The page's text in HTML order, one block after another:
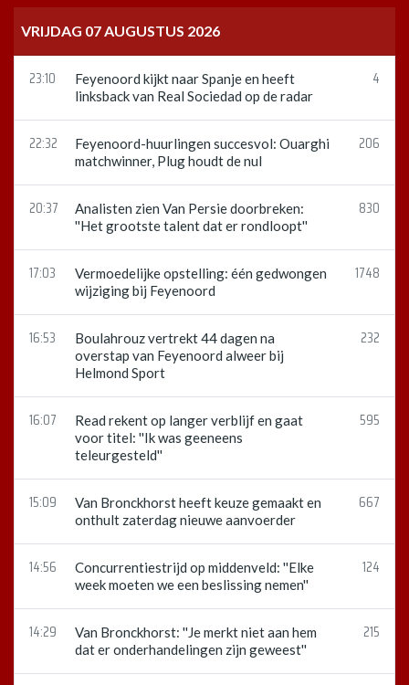
VRIJDAG 07 AUGUSTUS 2026
23:10
Feyenoord kijkt naar Spanje en heeft
linksback van Real Sociedad op de radar
4
22:32
Feyenoord-huurlingen succesvol: Ouarghi
matchwinner, Plug houdt de nul
206
20:37
Analisten zien Van Persie doorbreken:
''Het grootste talent dat er rondloopt''
830
17:03
Vermoedelijke opstelling: één gedwongen
wijziging bij Feyenoord
1748
16:53
Boulahrouz vertrekt 44 dagen na
overstap van Feyenoord alweer bij
Helmond Sport
232
16:07
Read rekent op langer verblijf en gaat
voor titel: ''Ik was geeneens
teleurgesteld''
595
15:09
Van Bronckhorst heeft keuze gemaakt en
onthult zaterdag nieuwe aanvoerder
667
14:56
Concurrentiestrijd op middenveld: ''Elke
week moeten we een beslissing nemen''
124
14:29
Van Bronckhorst: ''Je merkt niet aan hem
dat er onderhandelingen zijn geweest''
215